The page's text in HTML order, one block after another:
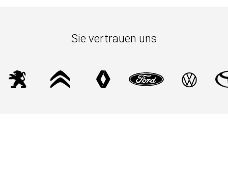
Sie vertrauen uns